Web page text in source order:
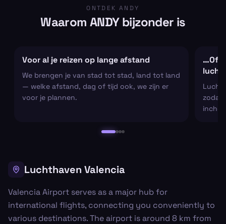
ONTDEK ANDY
Waarom ANDY bijzonder is
Voor al je reizen op lange afstand
We brengen je van stad tot stad, land tot land
— welke afstand, dag of tijd ook, we zijn er
voor je plannen.
…Of
zodat
Luchthaven Valencia
Valencia Airport serves as a major hub for
international flights, connecting you conveniently to
various destinations. The airport is around 8 km from